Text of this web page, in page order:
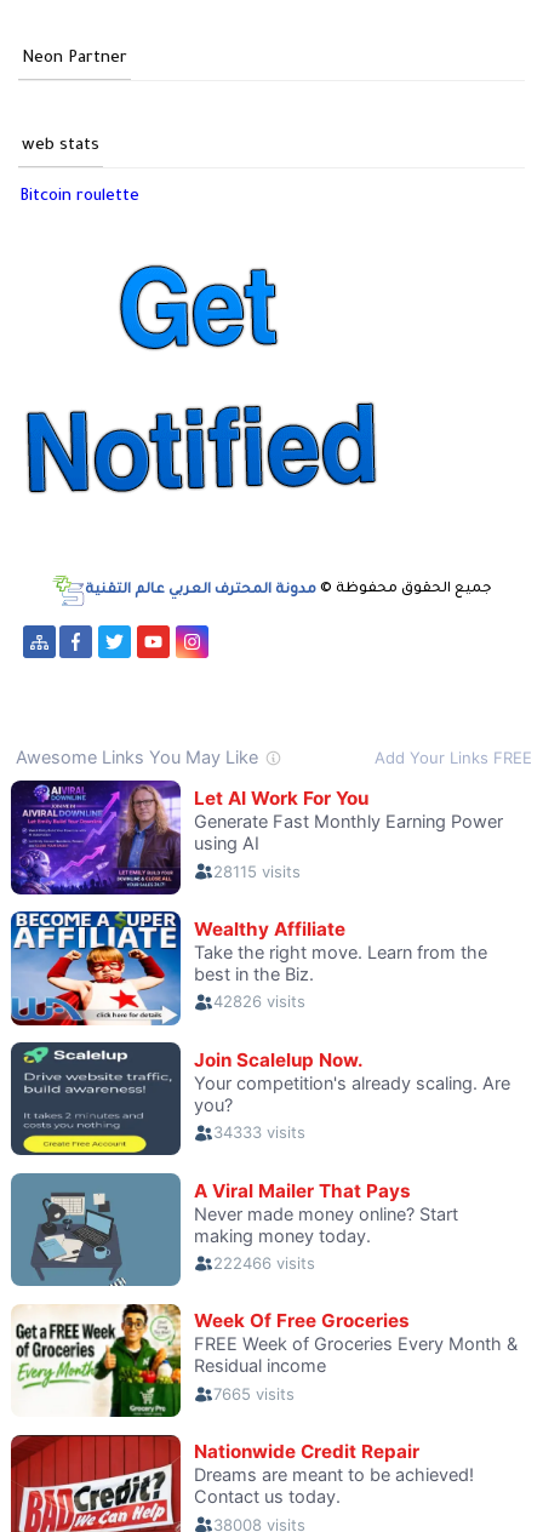
Neon Partner
web stats
Bitcoin roulette
جميع الحقوق محفوظة © مدونة المحترف العربي عالم التقنية